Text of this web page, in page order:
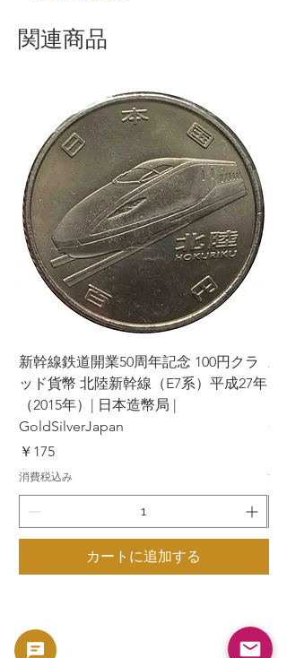
関連商品
新幹線鉄道開業50周年記念 100円クラ
ッド貨幣 北陸新幹線（E7系）平成27年
（2015年）| 日本造幣局 |
GoldSilverJapan
価格
￥175
消費税込み
カートに追加する
消